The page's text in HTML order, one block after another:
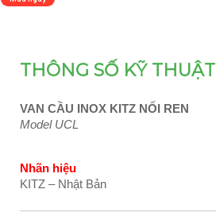
THÔNG SỐ KỸ THUẬT
VAN CẦU INOX KITZ NỐI REN
Model UCL
Nhãn hiệu
KITZ – Nhật Bản